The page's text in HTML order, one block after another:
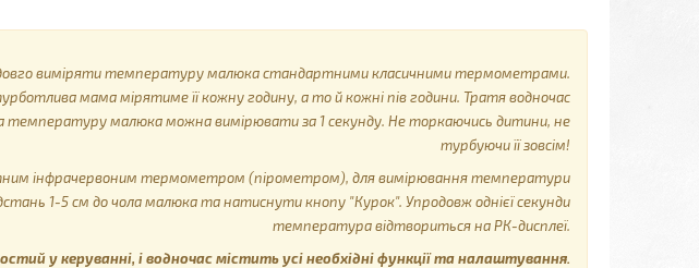
виміряти температуру малюка стандартними класичними термометрами.
мама мірятиме її кожну годину, а то й кожні пів години. Тратя водночас
а температуру малюка можна вимірювати за 1 секунду. Не торкаючись дитини, не
турбуючи її зовсім!
інфрачервоним термометром (пірометром), для вимірювання температури
1-5 см до чола малюка та натиснути кнопу "Курок". Упродовж однієї секунди
температура відтвориться на РК-дисплеї.
у керуванні, і водночас містить усі необхідні функції та налаштування.